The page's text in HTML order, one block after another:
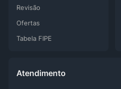
Atendimento
Revisão
Ofertas
Tabela FIPE